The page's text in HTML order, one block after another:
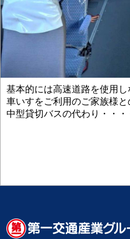
基本的には高速道路を使用
車いすをご利用のご家族様
中型貸切バスの代わり・・